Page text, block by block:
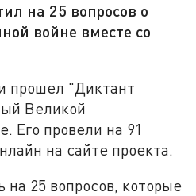
на 25 вопросов о
войне вместе со
прошел "Диктант
Великой
Его провели на 91
на сайте проекта.
25 вопросов, которые